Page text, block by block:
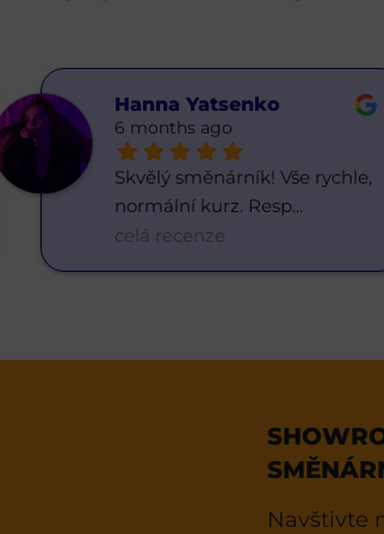
Hanna Yatsenko
6 months ago
Skvělý směnárník! Vše rychle,
normální kurz. Resp...
celá recenze
Navštivte